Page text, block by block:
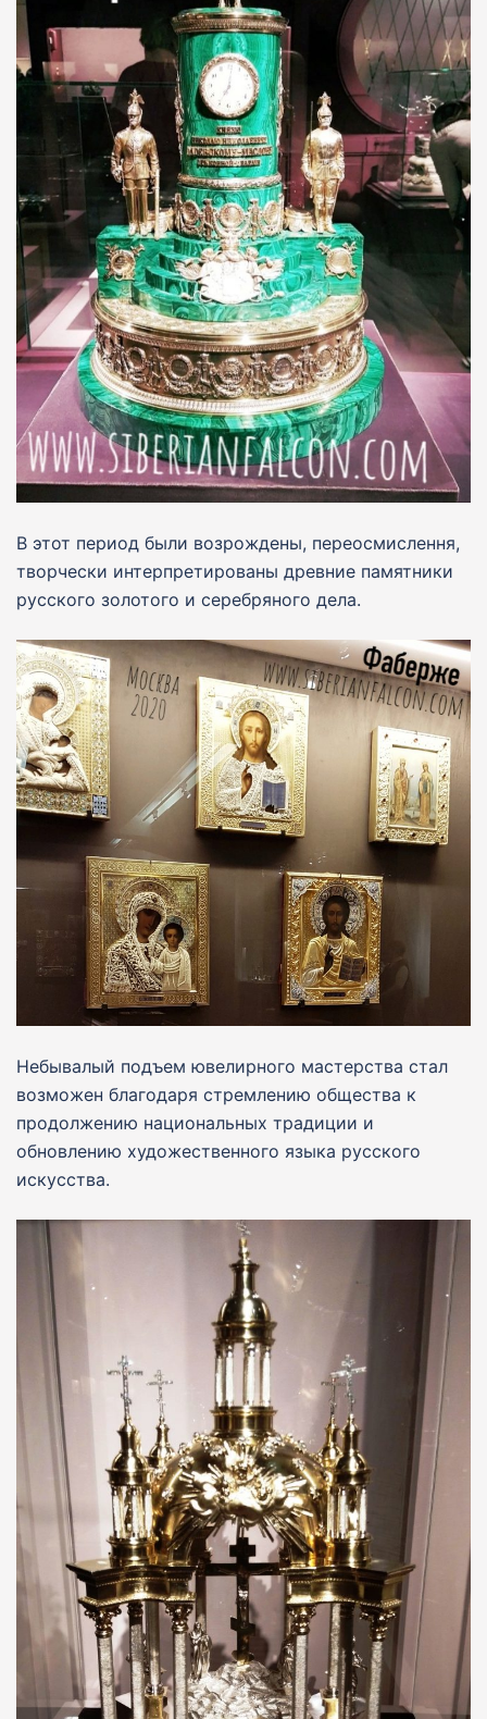
В этот период были возрождены, переосмислення,
творчески интерпретированы древние памятники
русского золотого и серебряного дела.
Небывалый подъем ювелирного мастерства стал
возможен благодаря стремлению общества к
продолжению национальных традиции и
обновлению художественного языка русского
искусства.